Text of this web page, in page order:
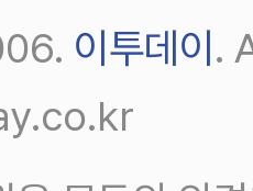
이투데이.